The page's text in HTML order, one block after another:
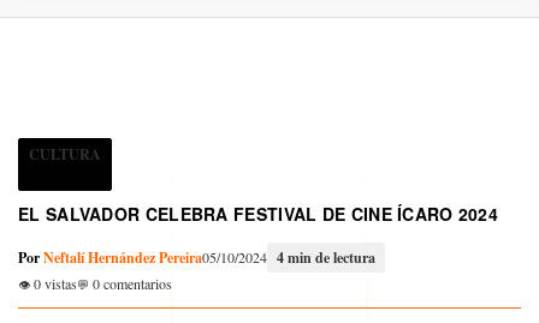
CULTURA
EL SALVADOR CELEBRA FESTIVAL DE CINE ÍCARO 2024
PorNeftalí Hernández Pereira05/10/2024 4 min de lectura
0 vistas 0 comentarios